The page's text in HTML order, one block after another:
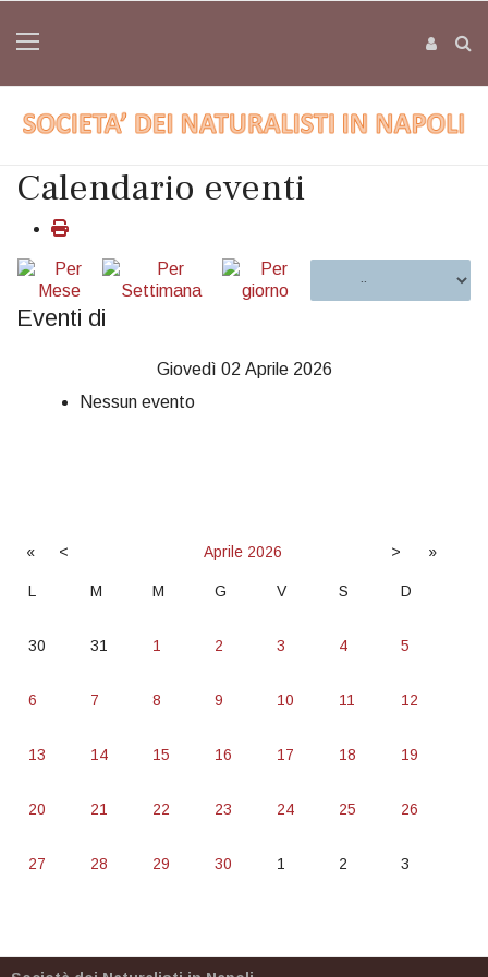
Calendario eventi
Eventi di
Giovedì 02 Aprile 2026
Nessun evento
« < Aprile 2026 > »
L M M G V S D
30 31 1 2 3 4 5
6 7 8 9 10 11 12
13 14 15 16 17 18 19
20 21 22 23 24 25 26
27 28 29 30 1 2 3